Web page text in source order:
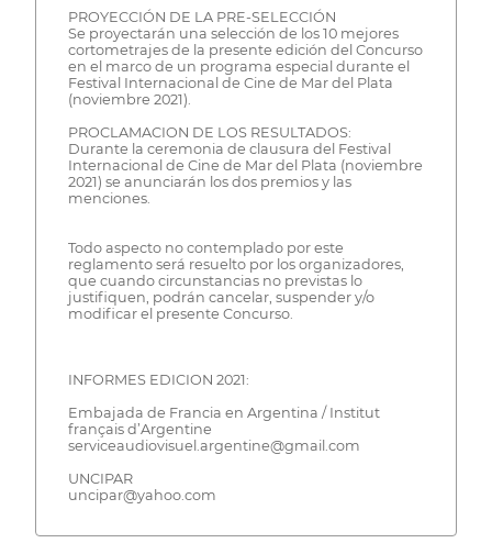
PROYECCIÓN DE LA PRE-SELECCIÓN
Se proyectarán una selección de los 10 mejores
cortometrajes de la presente edición del Concurso
en el marco de un programa especial durante el
Festival Internacional de Cine de Mar del Plata
(noviembre 2021).
PROCLAMACION DE LOS RESULTADOS:
Durante la ceremonia de clausura del Festival
Internacional de Cine de Mar del Plata (noviembre
2021) se anunciarán los dos premios y las
menciones.
Todo aspecto no contemplado por este
reglamento será resuelto por los organizadores,
que cuando circunstancias no previstas lo
justifiquen, podrán cancelar, suspender y/o
modificar el presente Concurso.
INFORMES EDICION 2021:
Embajada de Francia en Argentina / Institut
français d’Argentine
serviceaudiovisuel.argentine@gmail.com
UNCIPAR
uncipar@yahoo.com